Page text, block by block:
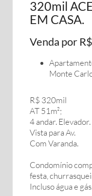
320mil
EM CASA.
Venda por
Monte
R$ 320mil
AT 51m²;
4 andar. Elevador.
Vista para Av.
Com Varanda.
Condomínio
festa,
Incluso água e